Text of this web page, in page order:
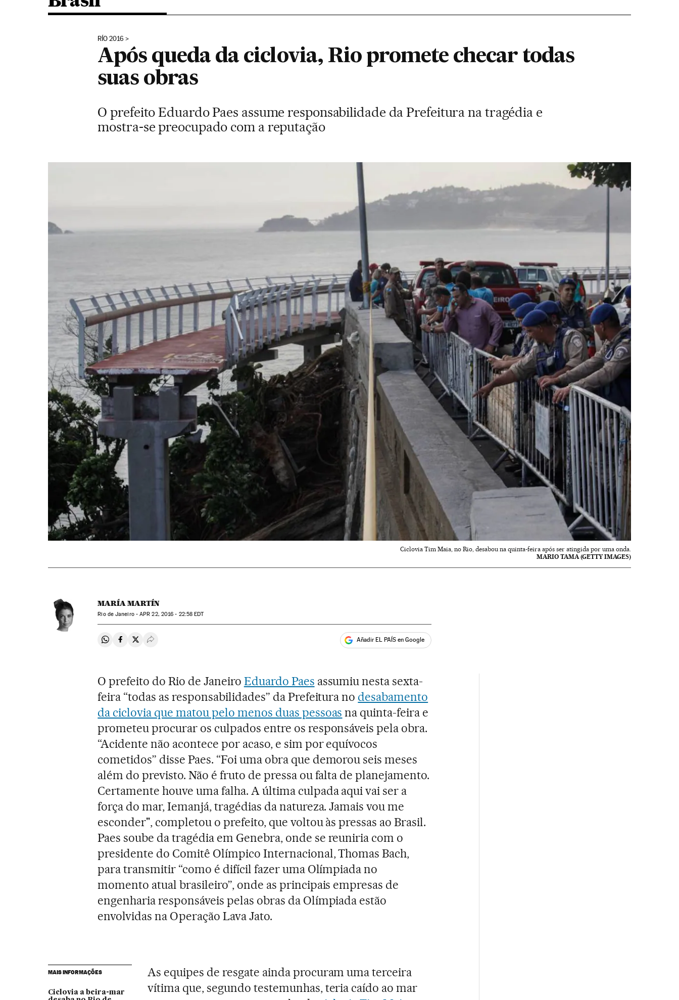
RÍO 2016
Após queda da ciclovia, Rio promete checar todas
suas obras
O prefeito Eduardo Paes assume responsabilidade da Prefeitura na tragédia e
mostra-se preocupado com a reputação
Ciclovia Tim Maia, no Rio, desabou na quinta-feira após ser atingida por uma onda.
MARIO TAMA (GETTY IMAGES)
MARÍA MARTÍN
Rio de Janeiro -APR 22, 2016 - 22:58 EDT
Compartir en Whatsapp
Compartir en Facebook
Compartir en Twitter
Desplegar Redes Sociales Añadir EL PAÍS en Google
O prefeito do Rio de Janeiro Eduardo Paes assumiu nesta sexta-
feira “todas as responsabilidades” da Prefeitura no desabamento
da ciclovia que matou pelo menos duas pessoas na quinta-feira e
prometeu procurar os culpados entre os responsáveis pela obra.
“Acidente não acontece por acaso, e sim por equívocos
cometidos” disse Paes. “Foi uma obra que demorou seis meses
além do previsto. Não é fruto de pressa ou falta de planejamento.
Certamente houve uma falha. A última culpada aqui vai ser a
força do mar, Iemanjá, tragédias da natureza. Jamais vou me
esconder", completou o prefeito, que voltou às pressas ao Brasil.
Paes soube da tragédia em Genebra, onde se reuniria com o
presidente do Comitê Olímpico Internacional, Thomas Bach,
para transmitir “como é difícil fazer uma Olímpiada no
momento atual brasileiro”, onde as principais empresas de
engenharia responsáveis pelas obras da Olímpiada estão
envolvidas na Operação Lava Jato.
MAIS INFORMAÇÕES
Ciclovia a beira-mar
As equipes de resgate ainda procuram uma terceira
vítima que, segundo testemunhas, teria caído ao mar